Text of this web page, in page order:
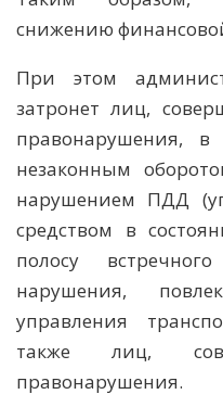
снижению
При этом
затронет лиц,
правонарушения,
незаконным
нарушением ПДД
средством в
полосу
нарушения,
управления
также лиц,
правонарушения.